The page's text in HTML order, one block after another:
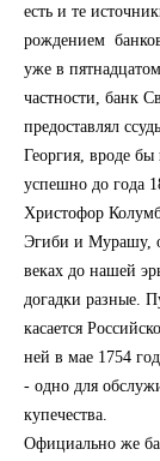
есть и те
рождением
уже в
частности, банк
предоставлял
Георгия, вроде
успешно до года
Христофор
Эгиби и Мурашу,
веках до нашей
догадки разные.
касается
ней в мае 1754
- одно для
купечества.
Официально же